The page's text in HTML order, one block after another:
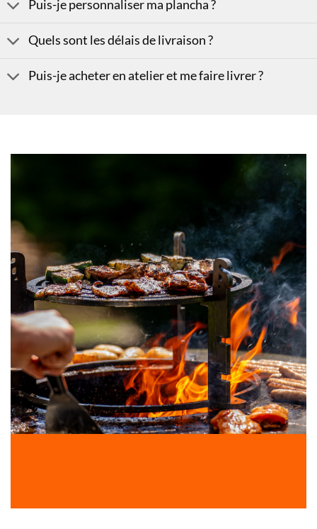
Puis-je personnaliser ma plancha ?
Quels sont les délais de livraison ?
Puis-je acheter en atelier et me faire livrer ?